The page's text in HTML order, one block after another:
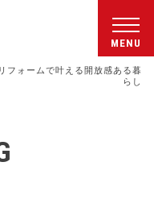
フォームで叶える開放感ある暮
らし